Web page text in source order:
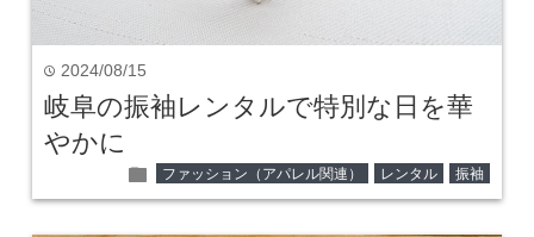
time 2024/08/15
岐阜の振袖レンタルで特別な日を華
やかに
folder ファッション（アパレル関連） レンタル 振袖